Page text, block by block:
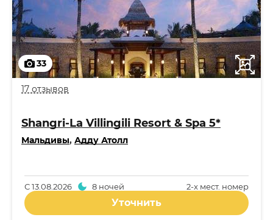
33
17 отзывов
Shangri-La Villingili Resort & Spa 5*
Мальдивы, Адду Атолл
2-x мест. номер
С13.08.2026 8 ночей
Уточнить